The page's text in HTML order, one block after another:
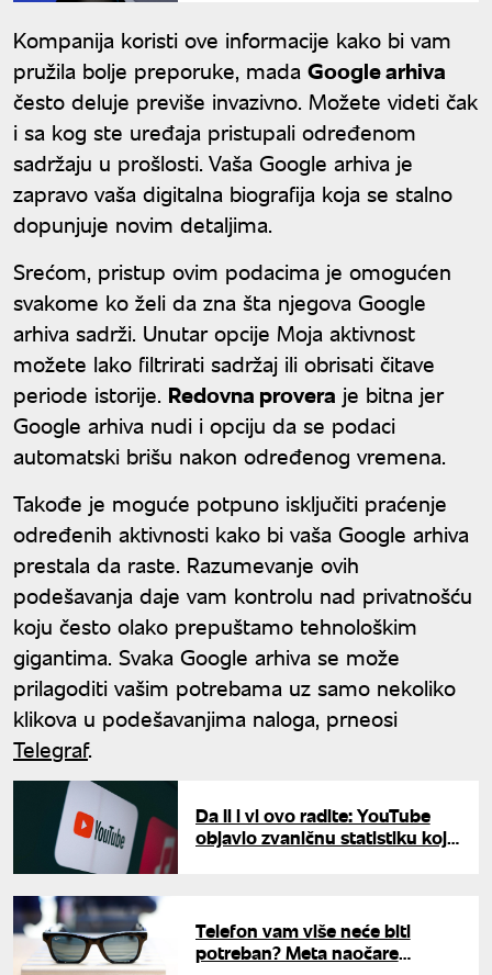
Kompanija koristi ove informacije kako bi vam
pružila bolje preporuke, mada Google arhiva
često deluje previše invazivno. Možete videti čak
i sa kog ste uređaja pristupali određenom
sadržaju u prošlosti. Vaša Google arhiva je
zapravo vaša digitalna biografija koja se stalno
dopunjuje novim detaljima.
Srećom, pristup ovim podacima je omogućen
svakome ko želi da zna šta njegova Google
arhiva sadrži. Unutar opcije Moja aktivnost
možete lako filtrirati sadržaj ili obrisati čitave
periode istorije. Redovna provera je bitna jer
Google arhiva nudi i opciju da se podaci
automatski brišu nakon određenog vremena.
Takođe je moguće potpuno isključiti praćenje
određenih aktivnosti kako bi vaša Google arhiva
prestala da raste. Razumevanje ovih
podešavanja daje vam kontrolu nad privatnošću
koju često olako prepuštamo tehnološkim
gigantima. Svaka Google arhiva se može
prilagoditi vašim potrebama uz samo nekoliko
klikova u podešavanjima naloga, prneosi
Telegraf.
Da li i vi ovo radite: YouTube
objavio zvaničnu statistiku koja
Telefon vam više neće biti
potreban? Meta naočare